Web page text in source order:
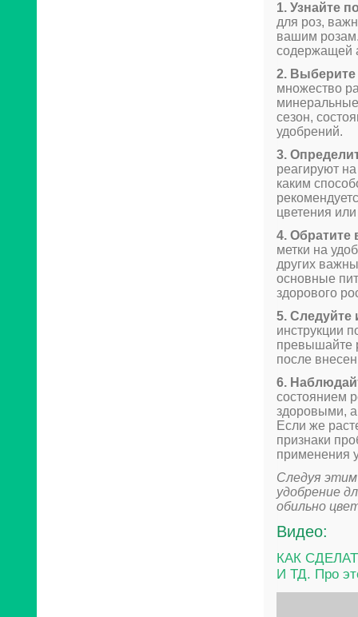
1. Узнайте
для роз,
вашим
содержащей
2.
множество
сезон,
удобрений.
3.
реагируют
каким
цветения
4. Обратите
метки на
других
основные
здорового
5. Следуйте
инструкции
превышайте
после
6.
состоянием
здоровыми,
Если же
признаки
применения
Следуя
удобрение
обильно
Видео:
КАК
И ТД. Про